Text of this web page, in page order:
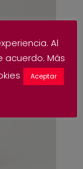
Al
acuerdo. Más
Aceptar